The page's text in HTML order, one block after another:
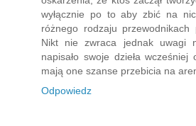
wyłącznie po to aby zbić na
różnego rodzaju przewodnikach
Nikt nie zwraca jednak uwagi
napisało swoje dzieła
mają one szanse przebicia na
Odpowiedz